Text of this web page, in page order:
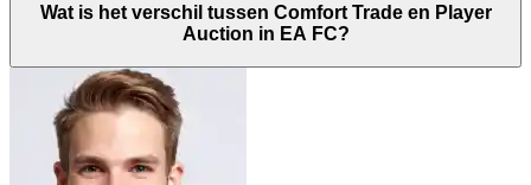
Wat is het verschil tussen Comfort Trade en Player
Auction in EA FC?